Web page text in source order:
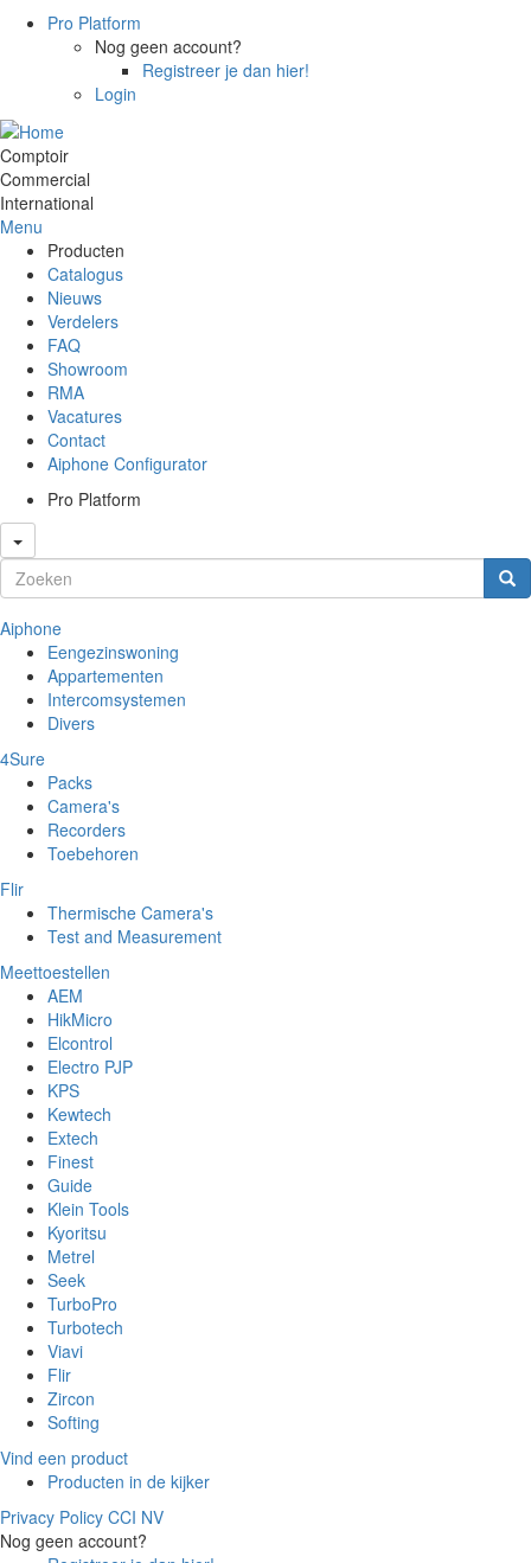
Pro Platform
Nog geen account?
Registreer je dan hier!
Login
Comptoir
Commercial
International
Menu
Producten
Catalogus
Nieuws
Verdelers
FAQ
Showroom
RMA
Vacatures
Contact
Aiphone Configurator
Pro Platform
Zoekveld
Zoeken
Aiphone
Eengezinswoning
Appartementen
Intercomsystemen
Divers
4Sure
Packs
Camera's
Recorders
Toebehoren
Flir
Thermische Camera's
Test and Measurement
Meettoestellen
AEM
HikMicro
Elcontrol
Electro PJP
KPS
Kewtech
Extech
Finest
Guide
Klein Tools
Kyoritsu
Metrel
Seek
TurboPro
Turbotech
Viavi
Flir
Zircon
Softing
Vind een product
Producten in de kijker
Privacy Policy CCI NV
Nog geen account?